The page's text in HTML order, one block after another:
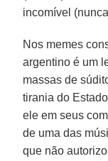
incomível
Nos memes
argentino é um
massas de
tirania do
ele em seus
de uma das
que não